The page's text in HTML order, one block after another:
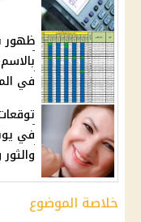
ظهور
في
في
خلاصة الموضوع